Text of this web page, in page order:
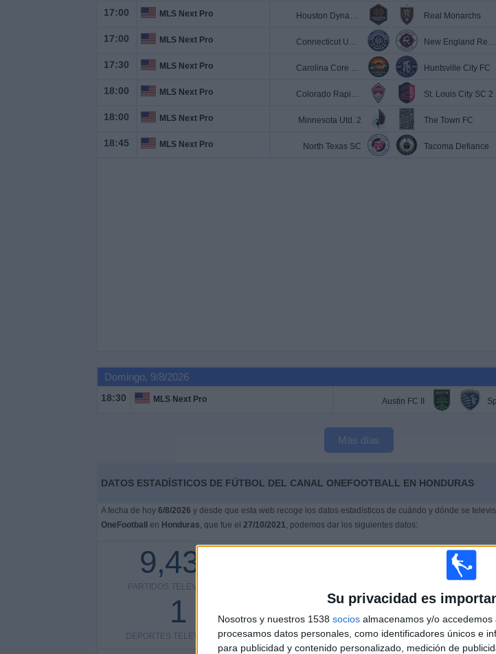
Su privacidad es
Nosotros y nuestros 1538 socios almacenamos y/o
procesamos datos personales, como identificadores únicos e
para publicidad y contenido personalizado, medición de
17:00 MLS Next Pro Houston Dynamo 2 Real Monarchs
17:00 MLS Next Pro Connecticut United FC New England Revolution II
17:30 MLS Next Pro Carolina Core FC Huntsville City FC
18:00 MLS Next Pro Colorado Rapids 2 St. Louis City SC 2
18:00 MLS Next Pro Minnesota Utd. 2 The Town FC
18:45 MLS Next Pro North Texas SC Tacoma Defiance
Domingo, 9/8/2026
18:30 MLS Next Pro Austin FC II
Más días
DATOS ESTADÍSTICOS DE FÚTBOL DEL CANAL ONEFOOTBALL EN HONDURAS
A fecha de hoy 6/8/2026 y desde que esta web recoge los datos estadísticos de cuándo y dónde se
OneFootball
en Honduras, que fue el 27/10/2021, podemos dar los siguientes datos:
9,439
PARTIDOS TELEVISADOS
709
1
DEPORTES TELEVISADOS